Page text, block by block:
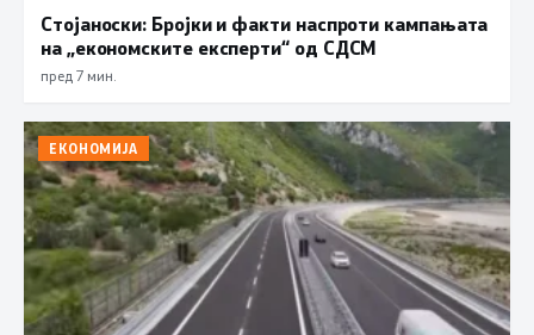
Стојаноски: Бројки и факти наспроти кампањата
на „економските експерти“ од СДСM
пред 7 мин.
ЕКОНОМИЈА